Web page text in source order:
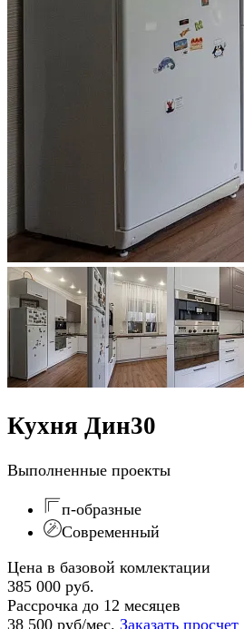
Кухня Дин30
Выполненные проекты
п-образные
Современный
Цена в базовой комлектации
385 000 руб.
Рассрочка до 12 месяцев
38 500 руб/мес. Заказать просчет